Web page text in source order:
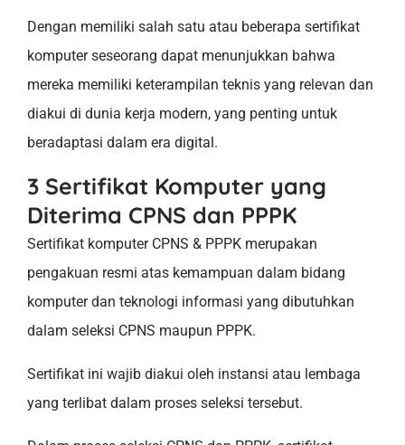
Dengan memiliki salah satu atau beberapa sertifikat
komputer seseorang dapat menunjukkan bahwa
mereka memiliki keterampilan teknis yang relevan dan
diakui di dunia kerja modern, yang penting untuk
beradaptasi dalam era digital.
3 Sertifikat Komputer yang
Diterima CPNS dan PPPK
Sertifikat komputer CPNS & PPPK merupakan
pengakuan resmi atas kemampuan dalam bidang
komputer dan teknologi informasi yang dibutuhkan
dalam seleksi CPNS maupun PPPK.
Sertifikat ini wajib diakui oleh instansi atau lembaga
yang terlibat dalam proses seleksi tersebut.